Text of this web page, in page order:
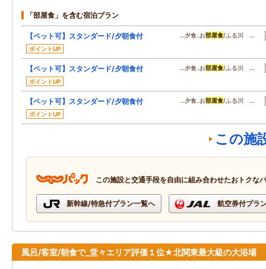
「部屋食」を含む宿泊プラン
【ペット可】スタンダード/夕朝食付
ポイントUP
…夕食‥お部屋食/ふる川 …
【ペット可】スタンダード/夕朝食付
ポイントUP
…夕食‥お部屋食/ふる川 …
【ペット可】スタンダード/夕朝食付
ポイントUP
…夕食‥お部屋食/ふる川 …
この施
この施設と交通手段を自由に組み合わせたおトクな
新幹線/特急付プラン一覧へ 航空券付プラ
風呂/客室/朝食で_堂々エリア評価１位★北関東最大級の大浴場